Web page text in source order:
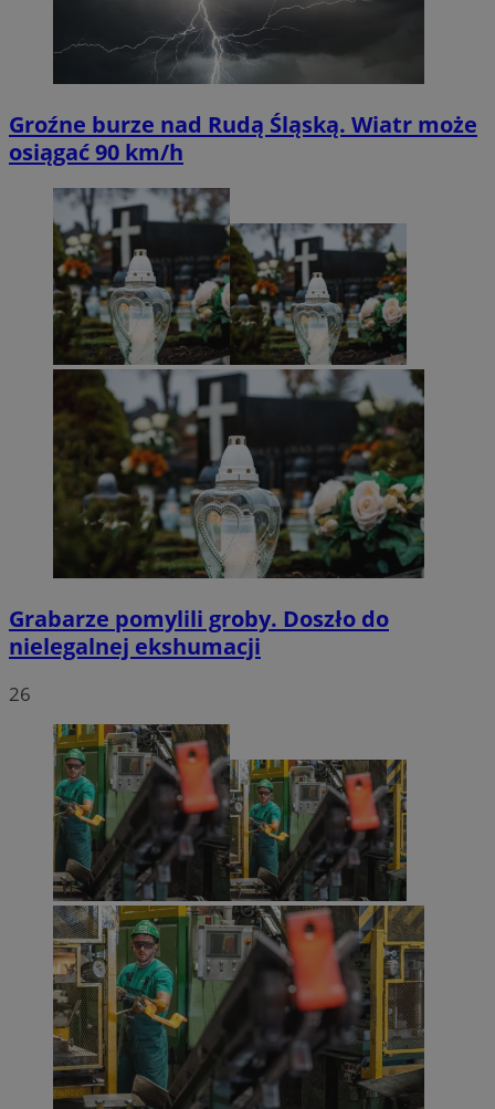
Groźne burze nad Rudą Śląską. Wiatr może
osiągać 90 km/h
Grabarze pomylili groby. Doszło do
nielegalnej ekshumacji
26